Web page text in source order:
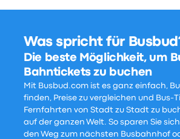
Was spricht für
Die beste Möglichkeit, um
Bahntickets zu buchen
Mit Busbud.com ist es ganz einfach,
finden, Preise zu vergleichen und Bus-
Fernfahrten von Stadt zu Stadt zu
auf der ganzen Welt. So sparen Sie
den Weg zum nächsten Busbahnhof